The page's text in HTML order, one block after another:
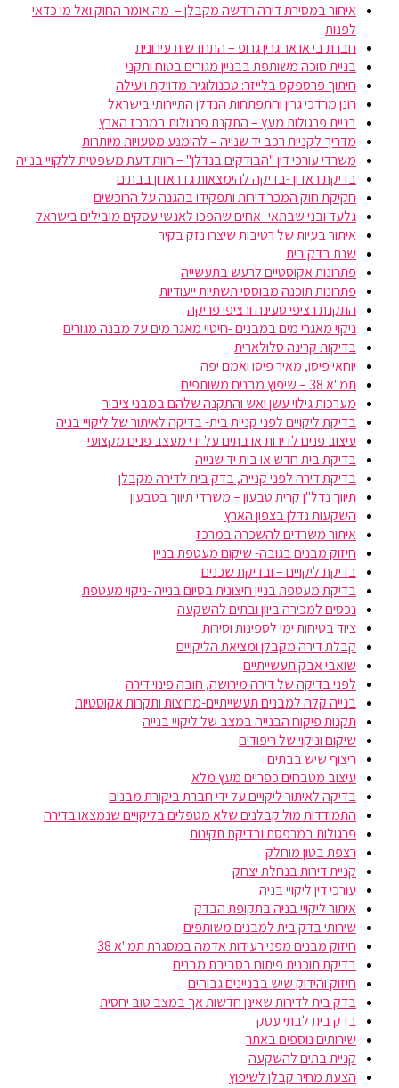
איחור במסירת דירה חדשה מקבלן – מה אומר החוק ואל מי כדאי
לפנות
חברת בי או אר גרין גרופ – התחדשות עירונית
בניית סוכה משותפת בבניין מגורים בטוח ותקני
חיתוך פרספקס בלייזר: טכנולוגיה מדויקת ויעילה
רונן מרדכי גרין והתפתחות הנדלן התיירותי בישראל
בניית פרגולות מעץ – התקנת פרגולות במרכז הארץ
מדריך לקניית רכב יד שנייה – להימנע מטעויות מיותרות
משרדי עורכי דין "הבודקים בנדלן" – חוות דעת משפטית ללקויי בנייה
בדיקת ראדון -בדיקה להימצאות גז ראדון בבתים
חקיקת חוק המכר דירות ותפקידו בהגנה על הרוכשים
גלעד ובני שבתאי -אחים שהפכו לאנשי עסקים מובילים בישראל
איתור בעיות של רטיבות שיצרו נזק בקיר
שנת בדק בית
פתרונות אקוסטיים לרעש בתעשייה
פתרונות תוכנה מבוססי תשתיות ייעודיות
התקנת רציפי טעינה ורציפי פריקה
ניקוי מאגרי מים במבנים -חיטוי מאגר מים על מבנה מגורים
בדיקות קרינה סלולארית
יוחאי פיסו, מאיר פיסו ואמם יפה
תמ"א 38 – שיפוץ מבנים משותפים
מערכות גילוי עשן ואש והתקנה שלהם במבני ציבור
בדיקת ליקויים לפני קניית בית- בדיקה לאיתור של ליקויי בניה
עיצוב פנים לדירות או בתים על ידי מעצב פנים מקצועי
בדיקת בית חדש או בית יד שנייה
בדיקת דירה לפני קנייה, בדק בית לדירה מקבלן
תיווך נדל"ן קרית טבעון – משרדי תיווך בטבעון
השקעות נדלן בצפון הארץ
איתור משרדים להשכרה במרכז
חיזוק מבנים בגובה- שיקום מעטפת בניין
בדיקת ליקויים – ובדיקת שכנים
בדיקת מעטפת בניין חיצונית בסיום בנייה -ניקוי מעטפת
נכסים למכירה ביוון ובתים להשקעה
ציוד בטיחות ימי לספינות וסירות
קבלת דירה מקבלן ומציאת הליקויים
שואבי אבק תעשייתיים
לפני בדיקה של דירה מירושה, חובה פינוי דירה
בנייה קלה למבנים תעשייתיים-מחיצות ותקרות אקוסטיות
תקנות פיקוח הבנייה במצב של ליקויי בנייה
שיקום וניקוי של ריפודים
ריצוף שיש בבתים
עיצוב מטבחים כפריים מעץ מלא
בדיקה לאיתור ליקויים על ידי חברת ביקורת מבנים
התמודדות מול קבלנים שלא מטפלים בליקויים שנמצאו בדירה
פרגולות במרפסת ובדיקת תקינות
רצפת בטון מוחלק
קניית דירות בנחלת יצחק
עורכי דין ליקויי בניה
איתור ליקויי בניה בתקופת הבדק
שירותי בדק בית למבנים משותפים
חיזוק מבנים מפני רעידות אדמה במסגרת תמ"א 38
בדיקת תוכנית פיתוח בסביבת מבנים
חיזוק והידוק שיש בבניינים גבוהים
בדק בית לדירות שאינן חדשות אך במצב טוב יחסית
בדק בית לבתי עסק
שירותים נוספים באתר
קניית בתים להשקעה
הצעת מחיר קבלן לשיפוץ